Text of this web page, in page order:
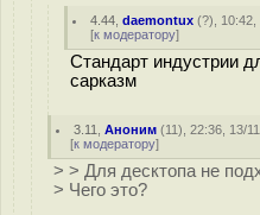
4.44 ,daemontux (?), 10:42,
[к модератору]
Стандарт индустрии
сарказм
3.11 ,Аноним (11), 22:36, 13/
[к модератору]
> > Для десктопа не
> Чего это?